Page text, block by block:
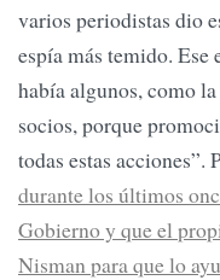
varios periodistas dio
espía más temido.
había algunos, como
socios, porque
todas estas
durante los últimos
Gobierno y que el
Nisman para que lo